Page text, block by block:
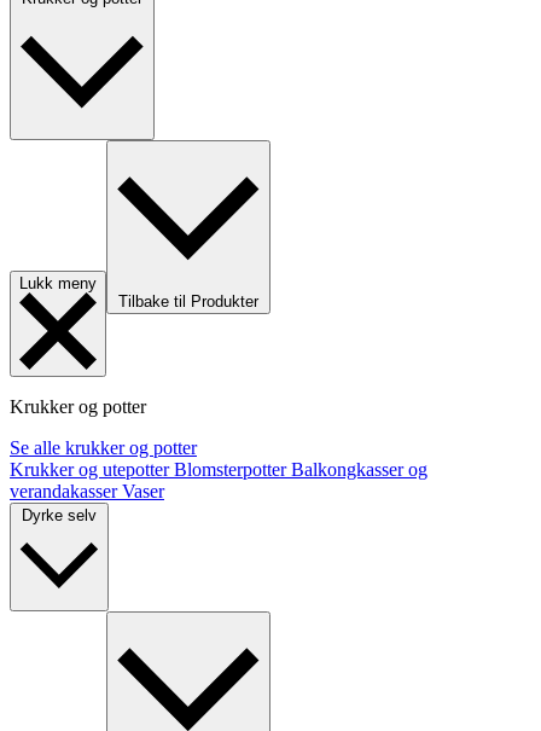
Lukk meny
Tilbake til Produkter
Krukker og potter
Se alle krukker og potter
Krukker og utepotterBlomsterpotterBalkongkasser og
verandakasserVaser